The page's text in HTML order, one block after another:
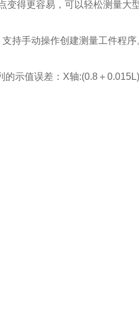
得更容易，可以轻松测量大型
持手动操作创建测量工件程序
示值误差：X轴:(0.8＋